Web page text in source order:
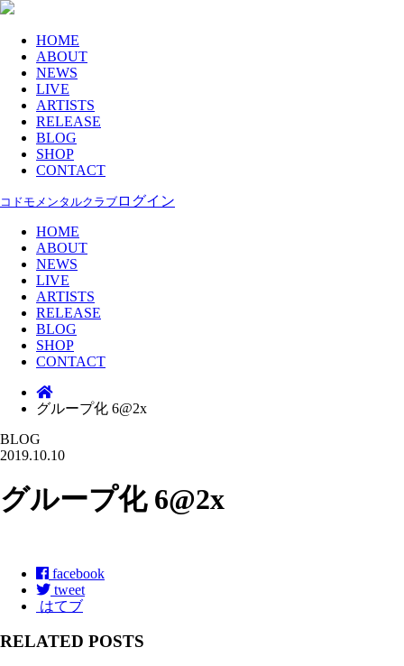
HOME
ABOUT
NEWS
LIVE
ARTISTS
RELEASE
BLOG
SHOP
CONTACT
コドモメンタルクラブ ログイン
HOME
ABOUT
NEWS
LIVE
ARTISTS
RELEASE
BLOG
SHOP
CONTACT
グループ化 6@2x
BLOG
2019.10.10
グループ化 6@2x
facebook
tweet
はてブ
RELATED POSTS